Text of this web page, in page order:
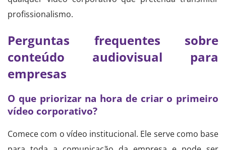
profissionalismo.
Perguntas frequentes sobre
conteúdo audiovisual para
empresas
O que priorizar na hora de criar o primeiro
vídeo corporativo?
Comece com o vídeo institucional. Ele serve como base